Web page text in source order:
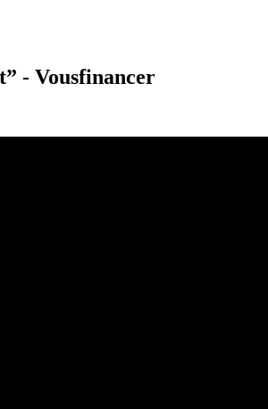
- Vousfinancer